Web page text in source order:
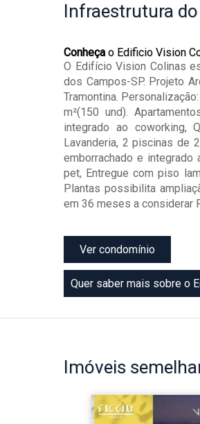
Infraestrutura
Conheçao Edificio Vision
O Edifício Vision Colinas
dos Campos-SP. Projeto
Tramontina.
m²(150 und).
integrado ao coworking,
Lavanderia, 2 piscinas de
emborrachado e integrado
pet, Entregue com piso
Plantas possibilita
em 36 meses a considerar
Ver condomínio
Quer saber mais sobre o
Imóveis